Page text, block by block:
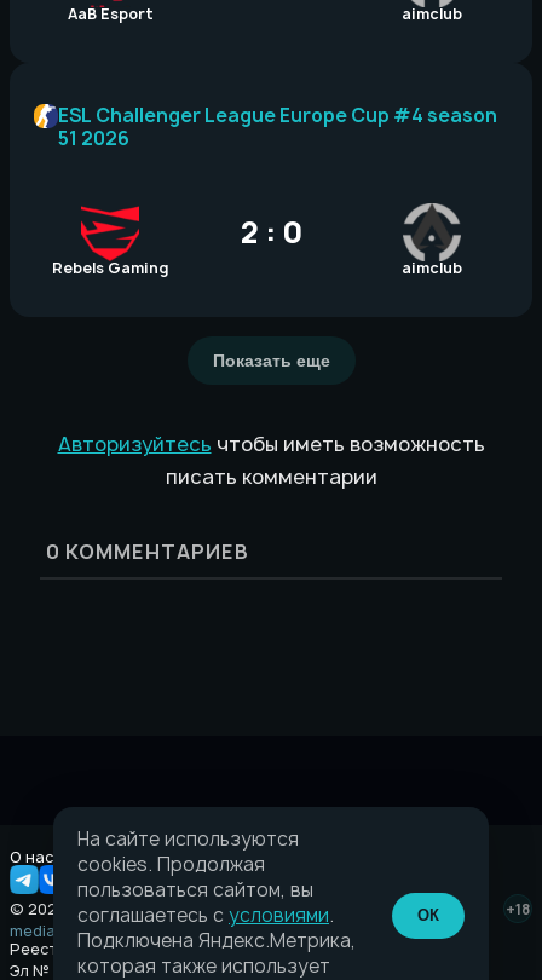
AaB Esport aimclub
Rebels Gaming
2 : 0
aimclub
ESL Challenger League Europe Cup #4 season
51 2026
Показать еще
Авторизуйтесь чтобы иметь возможность
писать комментарии
0 КОММЕНТАРИЕВ
О нас Правовая информация
© 2026 Taverna.gg
+18
media@taverna.gg
Реестровая запись:
Эл № ФС77-89710 выдано Федеральной службой по надзору в
На сайте используются
cookies. Продолжая
пользоваться сайтом, вы
соглашаетесь с условиями.
Подключена Яндекс.Метрика,
которая также использует
ОК